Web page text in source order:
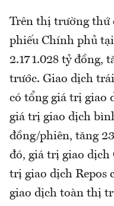
Trên thị trường thứ
phiếu Chính phủ
2.171.028 tỷ đồng,
trước. Giao dịch
có tổng giá trị giao
giá trị giao dịch
đồng/phiên, tăng
đó, giá trị giao dịch
trị giao dịch Repos
giao dịch toàn thị